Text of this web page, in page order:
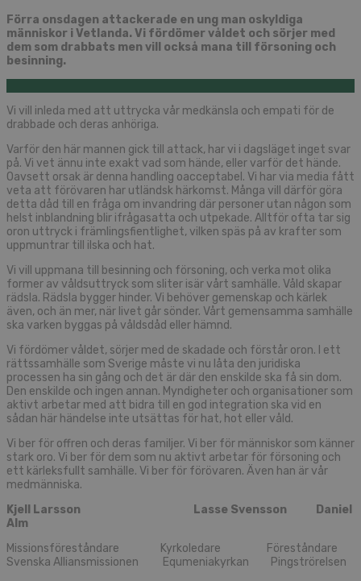
Förra onsdagen attackerade en ung man oskyldiga
människor i Vetlanda. Vi fördömer våldet och sörjer med
dem som drabbats men vill också mana till försoning och
besinning.
Vi vill inleda med att uttrycka vår medkänsla och empati för de
drabbade och deras anhöriga.
Varför den här mannen gick till attack, har vi i dagsläget inget svar
på. Vi vet ännu inte exakt vad som hände, eller varför det hände.
Oavsett orsak är denna handling oacceptabel. Vi har via media fått
veta att förövaren har utländsk härkomst. Många vill därför göra
detta dåd till en fråga om invandring där personer utan någon som
helst inblandning blir ifrågasatta och utpekade. Alltför ofta tar sig
oron uttryck i främlingsfientlighet, vilken späs på av krafter som
uppmuntrar till ilska och hat.
Vi vill uppmana till besinning och försoning, och verka mot olika
former av våldsuttryck som sliter isär vårt samhälle. Våld skapar
rädsla. Rädsla bygger hinder. Vi behöver gemenskap och kärlek
även, och än mer, när livet går sönder. Vårt gemensamma samhälle
ska varken byggas på våldsdåd eller hämnd.
Vi fördömer våldet, sörjer med de skadade och förstår oron. I ett
rättssamhälle som Sverige måste vi nu låta den juridiska
processen ha sin gång och det är där den enskilde ska få sin dom.
Den enskilde och ingen annan. Myndigheter och organisationer som
aktivt arbetar med att bidra till en god integration ska vid en
sådan här händelse inte utsättas för hat, hot eller våld.
Vi ber för offren och deras familjer. Vi ber för människor som känner
stark oro. Vi ber för dem som nu aktivt arbetar för försoning och
ett kärleksfullt samhälle. Vi ber för förövaren. Även han är vår
medmänniska.
Kjell Larsson
Lasse Svensson Daniel
Alm
Missionsföreståndare Kyrkoledare Föreståndare
Svenska Alliansmissionen Equmeniakyrkan Pingströrelsen